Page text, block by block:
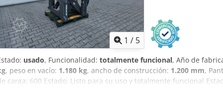
1 / 5
usado, Funcionalidad: totalmente funcional, Año de
, peso en vacío: 1.180 kg, ancho de construcción: 1.200 mm,
carga: 600 Estado: Listo para su uso y totalmente funcional